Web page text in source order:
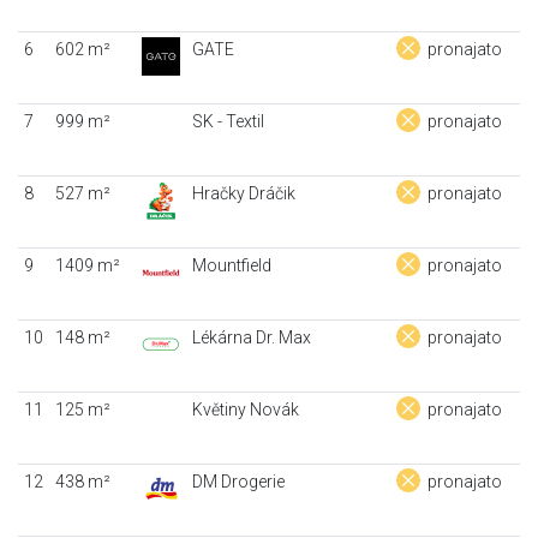
6 602 m² GATE pronajato
7 999 m² SK - Textil pronajato
8 527 m² Hračky Dráčik pronajato
9 1409 m² Mountfield pronajato
10 148 m² Lékárna Dr. Max pronajato
11 125 m² Květiny Novák pronajato
12 438 m² DM Drogerie pronajato